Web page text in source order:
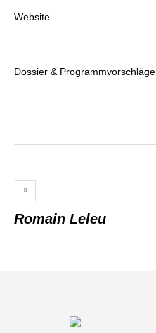
Website
Dossier & Programmvorschläge
Romain Leleu